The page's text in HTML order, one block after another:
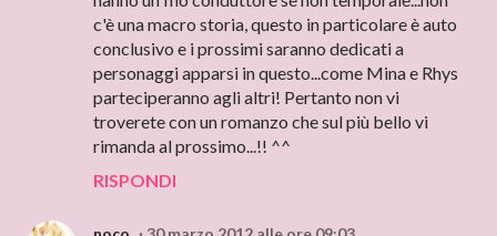
c'è una macro storia, questo in particolare è auto
conclusivo e i prossimi saranno dedicati a
personaggi apparsi in questo...come Mina e Rhys
parteciperanno agli altri! Pertanto non vi
troverete con un romanzo che sul più bello vi
rimanda al prossimo...!! ^^
RISPONDI